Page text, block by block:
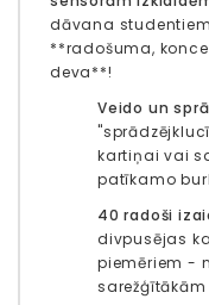
dāvana
**radošuma,
deva**!
Veido un
kartiņai vai
patīkamo
40 radoši
divpusējas
piemēriem -